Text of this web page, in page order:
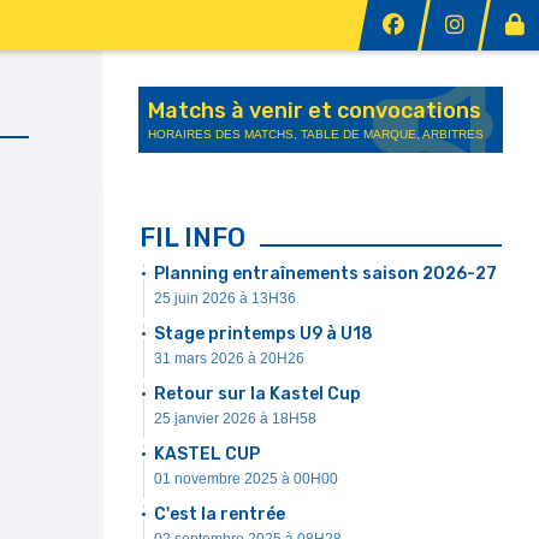
Matchs à venir et convocations
HORAIRES DES MATCHS, TABLE DE MARQUE, ARBITRES
FIL INFO
Planning entraînements saison 2026-27
25 juin 2026 à 13H36
Stage printemps U9 à U18
31 mars 2026 à 20H26
Retour sur la Kastel Cup
25 janvier 2026 à 18H58
KASTEL CUP
01 novembre 2025 à 00H00
C'est la rentrée